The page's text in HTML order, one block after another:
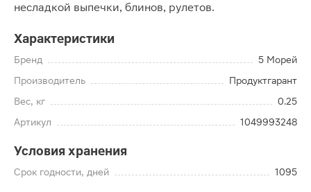
несладкой выпечки, блинов, рулетов.
Характеристики
Бренд
5 Морей
Производитель
Продуктгарант
Вес, кг
0.25
Артикул
1049993248
Условия хранения
Срок годности, дней 1095